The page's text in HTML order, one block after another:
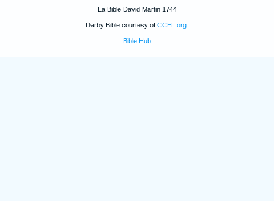
La Bible David Martin 1744
Darby Bible courtesy of CCEL.org
Bible Hub